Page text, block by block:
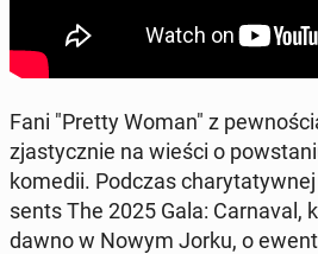
Fani "Pretty Woman" z
zja­stycz­nie na wieści o
komedii. Podczas
sents The 2025 Gala: Car­na­val,
daw­no w Nowym Jorku, o